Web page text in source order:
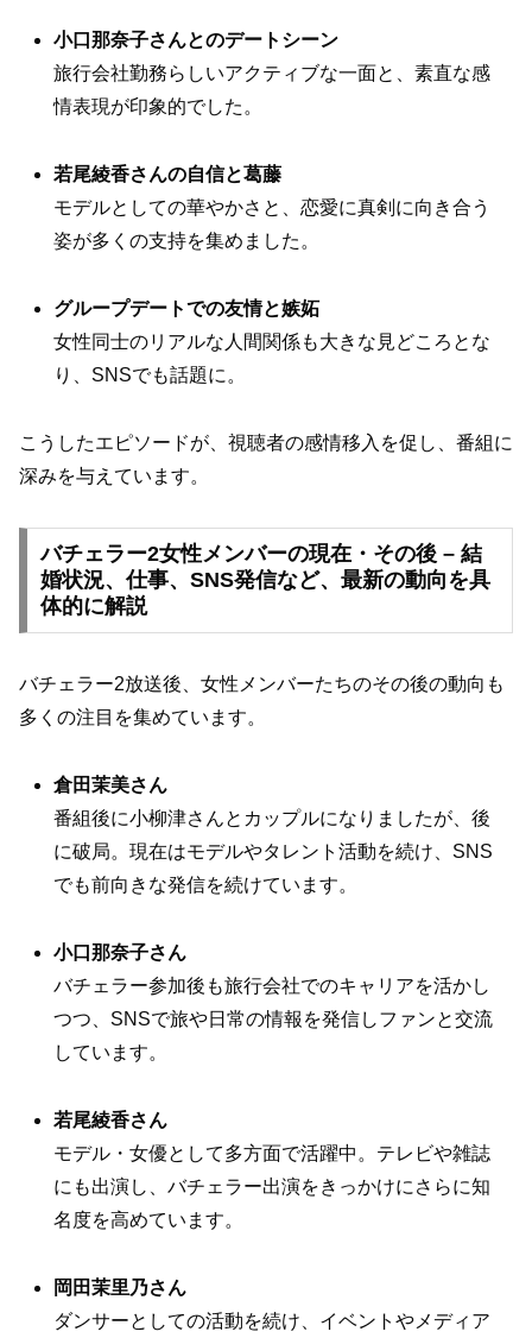
小口那奈子さんとのデートシーン
旅行会社勤務らしいアクティブな一面と、素直な感
情表現が印象的でした。
若尾綾香さんの自信と葛藤
モデルとしての華やかさと、恋愛に真剣に向き合う
姿が多くの支持を集めました。
グループデートでの友情と嫉妬
女性同士のリアルな人間関係も大きな見どころとな
り、SNSでも話題に。
こうしたエピソードが、視聴者の感情移入を促し、番組に
深みを与えています。
バチェラー2女性メンバーの現在・その後 – 結
婚状況、仕事、SNS発信など、最新の動向を具
体的に解説
バチェラー2放送後、女性メンバーたちのその後の動向も
多くの注目を集めています。
倉田茉美さん
番組後に小柳津さんとカップルになりましたが、後
に破局。現在はモデルやタレント活動を続け、SNS
でも前向きな発信を続けています。
小口那奈子さん
バチェラー参加後も旅行会社でのキャリアを活かし
つつ、SNSで旅や日常の情報を発信しファンと交流
しています。
若尾綾香さん
モデル・女優として多方面で活躍中。テレビや雑誌
にも出演し、バチェラー出演をきっかけにさらに知
名度を高めています。
岡田茉里乃さん
ダンサーとしての活動を続け、イベントやメディア